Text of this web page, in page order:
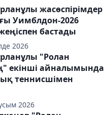
2026
жасөспірімдер
Уимблдон-2026
бастады
2026
"Ролан
екінші айналымында
теннисшімен